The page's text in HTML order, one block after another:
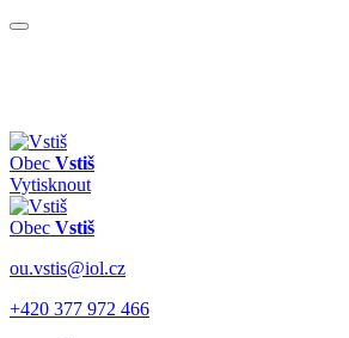
Obec Vstiš
Vytisknout
Obec Vstiš
ou.vstis@iol.cz
+420 377 972 466